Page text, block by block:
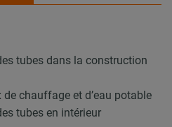
tubes dans la construction
de chauffage et d’eau potable
tubes en intérieur